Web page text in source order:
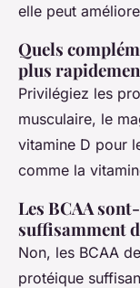
elle peut
Quels
plus
Privilégiez les
musculaire, le
vitamine D pour
comme la
Les BCAA
suffisamment
Non, les BCAA
protéique